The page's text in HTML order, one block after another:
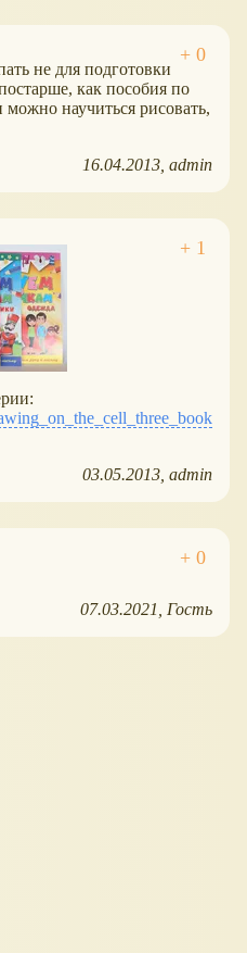
не для подготовки
как пособия по
научиться рисовать,
16.04.2013 admin
03.05.2013 admin
07.03.2021 Гость